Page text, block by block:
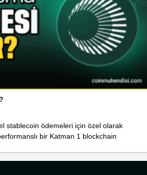
stablecoin ödemeleri için özel olarak
bir Katman 1 blockchain